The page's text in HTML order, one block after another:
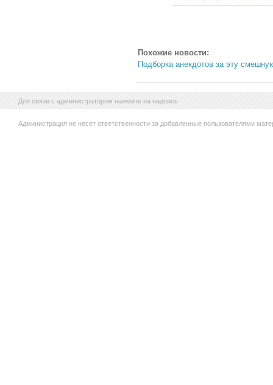
Похожие новости:
Подборка анекдотов за эту
Для связи с администратором нажмите на надпись
Администрация не несет ответственности за добавленные пользователями